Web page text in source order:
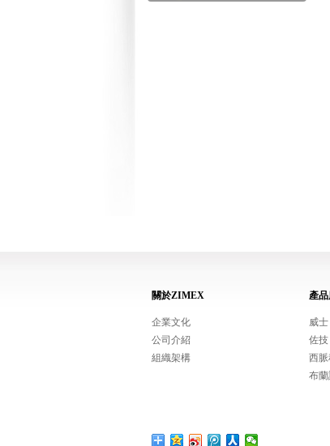
關於ZIMEX
企業文化
公司介紹
組織架構
產品
威士
佐技
西
布